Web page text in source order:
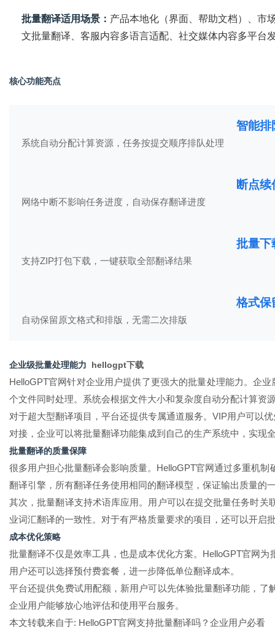
批量翻译适用场景： 产品本地化（界面、帮助文档）、市
文批量翻译、客服内容多语言适配、社交媒体内容多平台
核心功能亮点
智能排
系统自动分配计算资源，任务按提交顺序排队处理
断点续
网络中断不影响任务进度，自动保存翻译进度
批量下
支持ZIP打包下载，一键获取全部翻译结果
格式保
自动保留原文格式和排版，无需二次排版
企业级批量处理能力 hellogpt下载
HelloGPT官网针对企业用户提供了更强大的批量处理能力。企
个文件同时处理。系统会根据文件大小和复杂度自动分配计算资
对于超大型翻译项目，平台还提供专属通道服务。VIP用户可以
对接，企业可以将批量翻译功能集成到自己的生产系统中，实现
批量翻译的质量保障
很多用户担心批量翻译会影响质量。HelloGPT官网通过多重机
翻译引擎，所有翻译任务使用相同的翻译模型，保证输出质量的
其次，批量翻译支持术语库应用。用户可以在提交批量任务时
业词汇翻译的一致性。对于有严格质量要求的项目，还可以开启
成本优化策略
批量翻译不仅是效率工具，也是成本优化方案。HelloGPT官网
用户还可以选择预付费套餐，进一步降低单位翻译成本。
平台还提供免费试用配额，新用户可以先体验批量翻译功能，
企业用户能够放心地评估和使用平台服务。
本文转载来自于: HelloGPT官网支持批量翻译吗？企业用户必看